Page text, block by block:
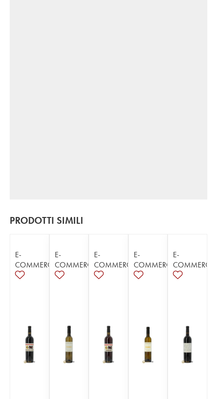
PRODOTTI SIMILI
E-
COMMERCE
E-
COMMERCE
E-
COMMERCE
E-
COMMERCE
E-
COMMERCE